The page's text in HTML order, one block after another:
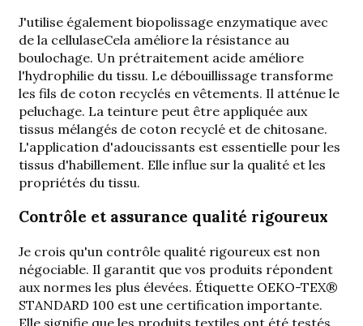
J'utilise également biopolissage enzymatique avec
de la cellulaseCela améliore la résistance au
boulochage. Un prétraitement acide améliore
l'hydrophilie du tissu. Le débouillissage transforme
les fils de coton recyclés en vêtements. Il atténue le
peluchage. La teinture peut être appliquée aux
tissus mélangés de coton recyclé et de chitosane.
L'application d'adoucissants est essentielle pour les
tissus d'habillement. Elle influe sur la qualité et les
propriétés du tissu.
Contrôle et assurance qualité rigoureux
Je crois qu'un contrôle qualité rigoureux est non
négociable. Il garantit que vos produits répondent
aux normes les plus élevées. Étiquette OEKO-TEX®
STANDARD 100 est une certification importante.
Elle signifie que les produits textiles ont été testés